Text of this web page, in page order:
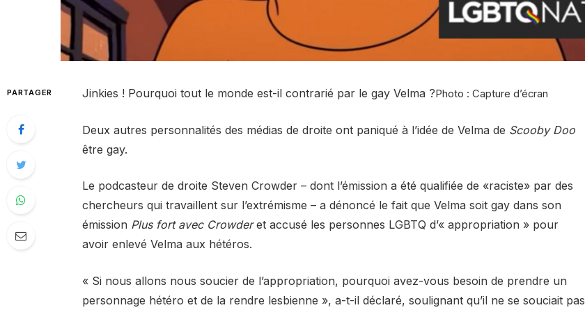
PARTAGER Jinkies ! Pourquoi tout le monde est-il contrarié par le gay Velma ?Photo : Capture d’écran
Deux autres personnalités des médias de droite ont paniqué à l’idée de Velma de Scooby Doo
être gay.
Le podcasteur de droite Steven Crowder – dont l’émission a été qualifiée de «raciste» par des
chercheurs qui travaillent sur l’extrémisme – a dénoncé le fait que Velma soit gay dans son
émission Plus fort avec Crowderet accusé les personnes LGBTQ d’« appropriation » pour
avoir enlevé Velma aux hétéros.
« Si nous allons nous soucier de l’appropriation, pourquoi avez-vous besoin de prendre un
personnage hétéro et de la rendre lesbienne », a-t-il déclaré, soulignant qu’il ne se souciait pas